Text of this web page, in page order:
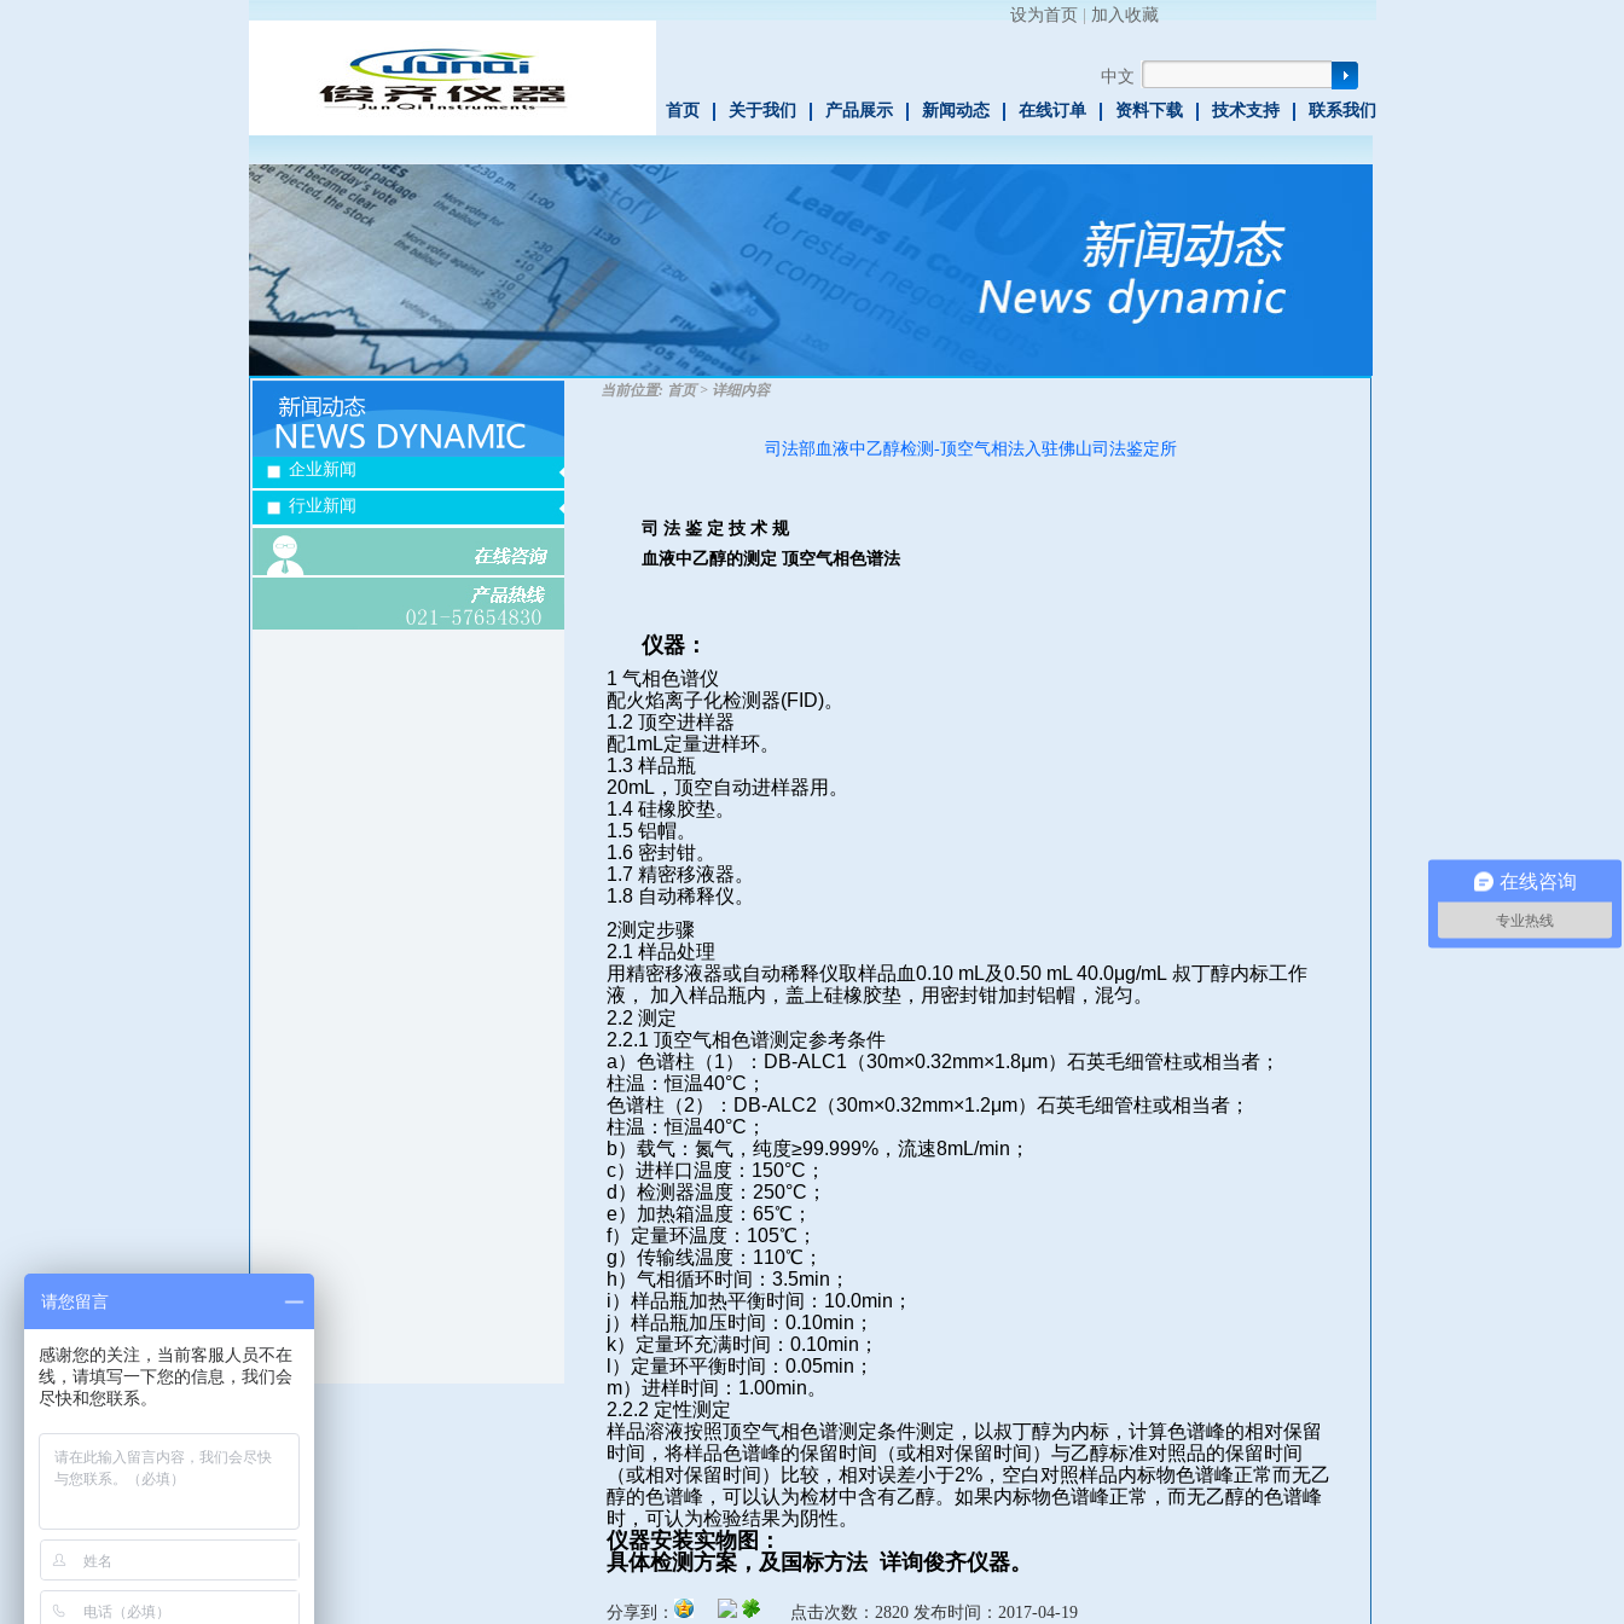
设为首页 加入收藏
中文
首页
关于我们 产品展示 新闻动态 在线订单 资料下载 技术支持 联系我们
企业新闻
行业新闻
当前位置: 首页> 详细内容
司法部血液中乙醇检测-顶空气相法入驻佛山司法鉴定所
司 法 鉴 定 技 术 规
血液中乙醇的测定 顶空气相色谱法
仪器：
1 气相色谱仪
配火焰离子化检测器(FID)。
1.2 顶空进样器
配1mL定量进样环。
1.3 样品瓶
20mL ，顶空自动进样器用。
1.4 硅橡胶垫。
1.5 铝帽。
1.6 密封钳。
1.7 精密移液器。
1.8 自动稀释仪。
2测定步骤
2.1 样品处理
用精密移液器或自动稀释仪取样品血0.10 mL及0.50 mL 40.0μg/mL 叔丁醇内标工作
液， 加入样品瓶内，盖上硅橡胶垫，用密封钳加封铝帽，混匀。
2.2 测定
2.2.1 顶空气相色谱测定参考条件
a）色谱柱（1）： DB-ALC1 （30m×0.32mm×1.8μm）石英毛细管柱或相当者；
柱温：恒温40°C ；
色谱柱（2）： DB-ALC2 （30m×0.32mm×1.2μm）石英毛细管柱或相当者；
柱温：恒温40°C ；
b）载气：氮气，纯度≥99.999%，流速8mL/min ；
c）进样口温度： 150°C ；
d ）检测器温度： 250°C ；
e）加热箱温度： 65℃ ；
f）定量环温度： 105℃ ；
g）传输线温度： 110℃ ；
h）气相循环时间： 3.5min ；
i）样品瓶加热平衡时间： 10.0min ；
j）样品瓶加压时间： 0.10min ；
k）定量环充满时间： 0.10min ；
）定量环平衡时间： 0.05min ；
m）进样时间： 1.00min。
2.2.2 定性测定
样品溶液按照顶空气相色谱测定条件测定，以叔丁醇为内标，计算色谱峰的相对保留
时间，将样品色谱峰的保留时间（或相对保留时间）与乙醇标准对照品的保留时间
（或相对保留时间）比较，相对误差小于2%，空白对照样品内标物色谱峰正常而无乙
醇的色谱峰，可以认为检材中含有乙醇。如果内标物色谱峰正常，而无乙醇的色谱峰
时，可认为检验结果为阴性。
仪器安装实物图：
具体检测方案，及国标方法 详询俊齐仪器。
分享到： 点击次数：2820 发布时间：2017-04-19
在线咨询
专业热线
请您留言
感谢您的关注，当前客服人员不在
线，请填写一下您的信息，我们会
尽快和您联系。